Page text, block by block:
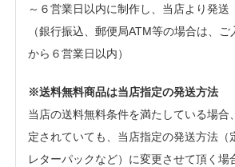
～６営業日以内に制作し、当店より発送
（銀行振込、郵便局ATM等の場合は、
から６営業日以内）
※送料無料商品は当店指定の発送方法
当店の送料無料条件を満たしている場合
定されていても、当店指定の発送方法（
レターパックなど）に変更させて頂く場